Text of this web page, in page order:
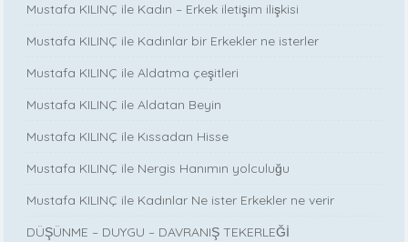
Mustafa KILINÇ ile Kadın – Erkek iletişim ilişkisi
Mustafa KILINÇ ile Kadınlar bir Erkekler ne isterler
Mustafa KILINÇ ile Aldatma çeşitleri
Mustafa KILINÇ ile Aldatan Beyin
Mustafa KILINÇ ile Kıssadan Hisse
Mustafa KILINÇ ile Nergis Hanımın yolculuğu
Mustafa KILINÇ ile Kadınlar Ne ister Erkekler ne verir
DÜŞÜNME – DUYGU – DAVRANIŞ TEKERLEĞİ